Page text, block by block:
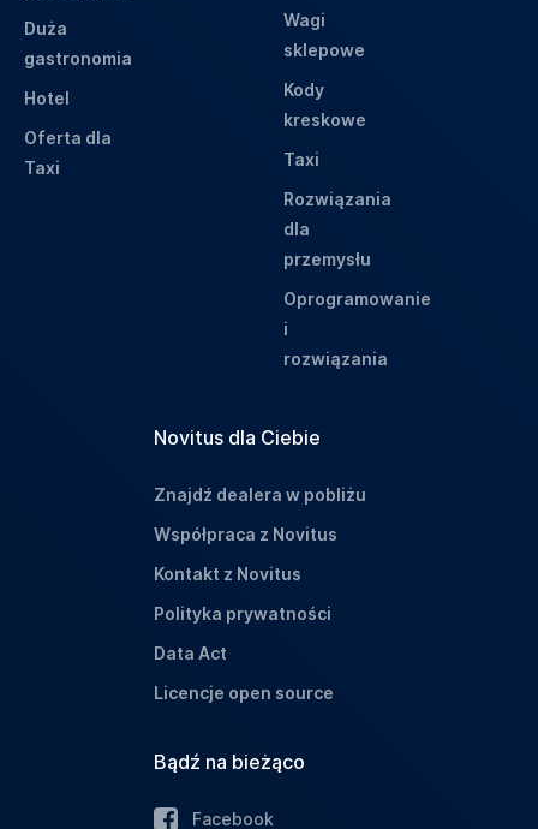
Duża
gastronomia
Hotel
Oferta dla
Taxi
Wagi
sklepowe
Kody
kreskowe
Taxi
Rozwiązania
dla
przemysłu
Oprogramowanie
i
rozwiązania
Novitus dla Ciebie
Znajdź dealera w pobliżu
Współpraca z Novitus
Kontakt z Novitus
Polityka prywatności
Data Act
Licencje open source
Bądź na bieżąco
Facebook